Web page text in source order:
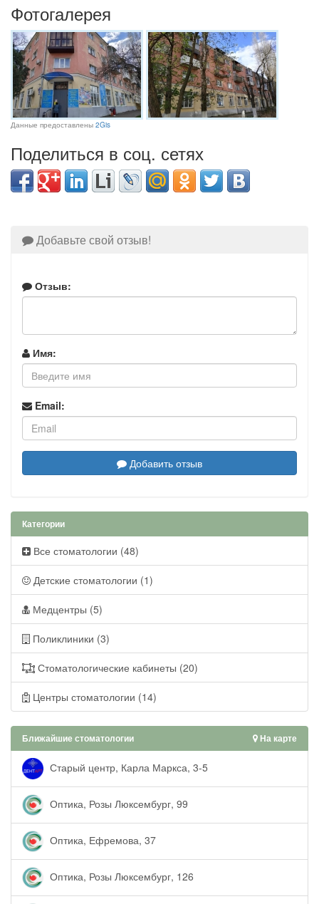
Фотогалерея
Данные предоставлены 2Gis
Поделиться в соц. сетях
Добавьте свой отзыв!
Отзыв:
Имя:
Email:
Добавить отзыв
Категории
Все стоматологии (48)
Детские стоматологии (1)
Медцентры (5)
Поликлиники (3)
Стоматологические кабинеты (20)
Центры стоматологии (14)
Ближайшие стоматологии На карте
Старый центр, Карла Маркса, 3-5
Оптика, Розы Люксембург, 99
Оптика, Ефремова, 37
Оптика, Розы Люксембург, 126